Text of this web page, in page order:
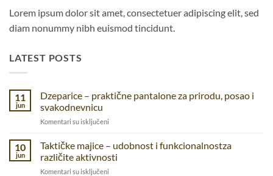
Lorem ipsum dolor sit amet, consectetuer adipiscing elit, sed
diam nonummy nibh euismod tincidunt.
LATEST POSTS
11
jun
Dzeparice – praktične pantalone za prirodu, posao i
svakodnevnicu
Komentari su isključeni
praktične
pantalone
10
jun
Taktičke majice – udobnost i funkcionalnostza
različite aktivnosti
Komentari su isključeni